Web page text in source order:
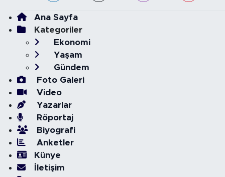
Ana Sayfa
Kategoriler
Ekonomi
Yaşam
Gündem
Foto Galeri
Video
Yazarlar
Röportaj
Biyografi
Anketler
Künye
İletişim